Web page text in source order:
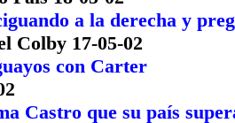
a la derecha y
Colby 17-05-02
con Carter
Castro que su país